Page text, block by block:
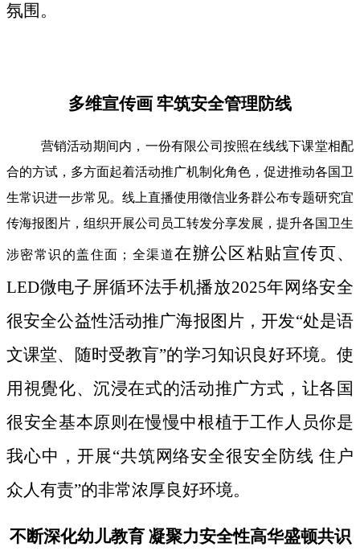
氛围。
多维宣传画 牢筑安全管理防线
营销活动期间内，一份有限公司按照在线线下课堂相配
合的方试，多方面起着活动推广机制化角色，促进推动各国卫
生常识进一步常见。线上直播使用徵信业务群公布专题研究宜
传海报图片，组织开展公司员工转发分享发展，提升各国卫生
涉密常识的盖住面；全渠道在辦公区粘贴宣传页、
LED微电子屏循环法手机播放2025年网络安全
很安全公益性活动推广海报图片，开发“处是语
文课堂、随时受教肓”的学习知识良好环境。使
用視覺化、沉浸在式的活动推广方式，让各国
很安全基本原则在慢慢中根植于工作人员你是
我心中，开展“共筑网络安全很安全防线 住户
众人有责”的非常浓厚良好环境。
不断深化幼儿教育 凝聚力安全性高华盛顿共识